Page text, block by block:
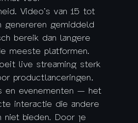
Video’s van 15 tot
genereren gemiddeld
bereik dan langere
meeste platformen.
live streaming sterk
productlanceringen,
en evenementen — het
interactie die andere
niet bieden. Door je